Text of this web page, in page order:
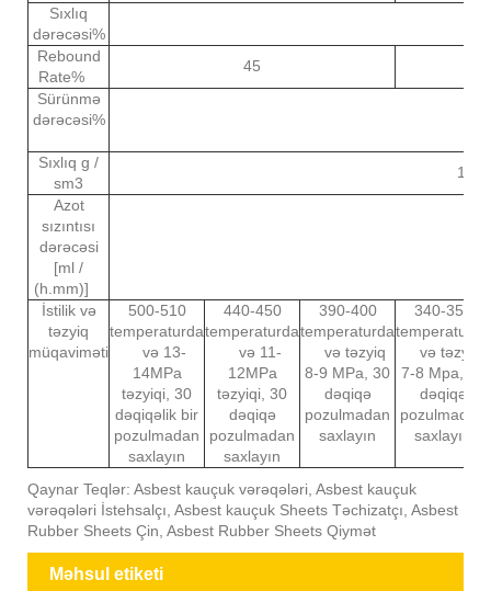
Sıxlıq
dərəcəsi%
Rebound
Rate%
45
Sürünmə
dərəcəsi%
Sıxlıq g /
sm3
1.6
Azot
sızıntısı
dərəcəsi
[ml /
(h.mm)]
İstilik və
təzyiq
müqaviməti
500-510
temperaturda
və 13-
14MPa
təzyiqi, 30
dəqiqəlik bir
pozulmadan
saxlayın
440-450
temperaturda
və 11-
12MPa
təzyiqi, 30
dəqiqə
pozulmadan
saxlayın
390-400
temperaturda
və təzyiq
8-9 MPa, 30
dəqiqə
pozulmadan
saxlayın
340-350
temperaturda
və təzyiq
7-8 Mpa, 30
dəqiqə
pozulmadan
saxlayın
Qaynar Teqlər: Asbest kauçuk vərəqələri, Asbest kauçuk
vərəqələri İstehsalçı, Asbest kauçuk Sheets Təchizatçı, Asbest
Rubber Sheets Çin, Asbest Rubber Sheets Qiymət
Məhsul etiketi